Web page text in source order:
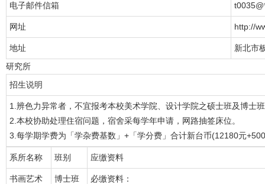
电子邮件信箱
网址 http://
地址
新北市
研究所
招生说明
1.辨色力异常者，不宜报考本校美术学院、设计学院之硕士班及博士
2.本校协助处理住宿问题，宿舍采每学年申请，网路抽签床位。
3.每学期学费为「学杂费基数」+「学分费」合计新台币(12180元
系所名称 班别 应缴资料
书画艺术
博士班
必缴资料：